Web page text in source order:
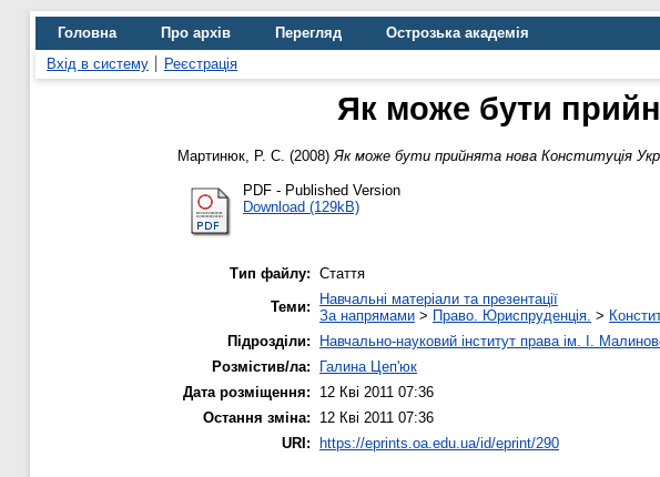
Головна Про архів Перегляд
Острозька академія
Вхід в систему
Реєстрація
Як може бути
Мартинюк, Р. С. (2008) Як може бути прийнята нова Конституція
PDF - Published Version
Download (129kB)
Тип файлу: Стаття
Теми:
Навчальні матеріали та презентації
За напрямами > Право. Юриспруденція. >
Підрозділи:
Навчально-науковий інститут права ім. І.
Розмістив/ла:
Галина Цеп'юк
Дата розміщення:
12 Кві 2011 07:36
Остання зміна:
12 Кві 2011 07:36
URI:
https://eprints.oa.edu.ua/id/eprint/290